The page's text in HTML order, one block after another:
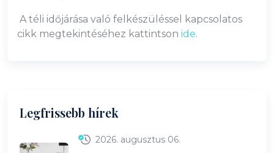
A téli időjárása való felkészüléssel kapcsolatos
cikk megtekintéséhez kattintson ide.
Legfrissebb hírek
2026. augusztus 06.